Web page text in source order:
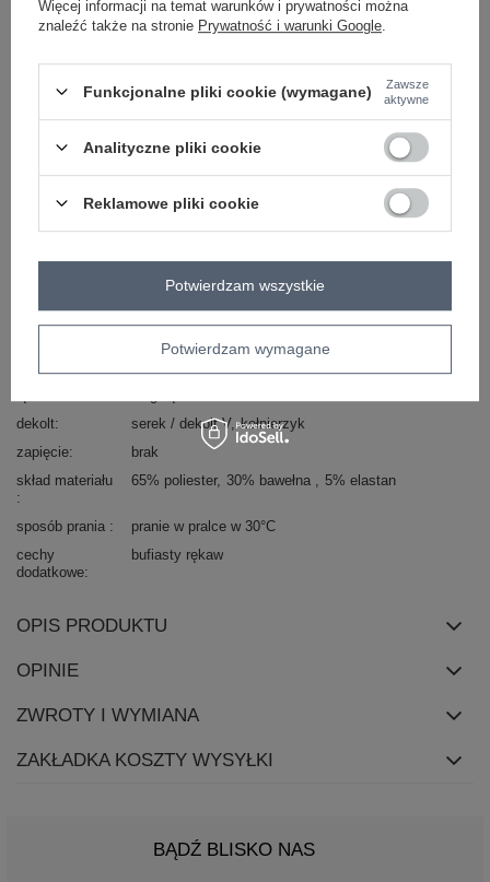
elastan
sposób prania : pranie w pralce w 30°C
LAKERTA
materiał
poliester
dekolt
serek / dekolt V kołnierzyk
zapięcie
brak
skład materiału
65% poliester 30% bawełna 5% elastan
sposób prania
pranie w pralce w 30°C
cechy
dodatkowe
bufiasty rękaw
OPIS PRODUKTU
OPINIE
ZWROTY I WYMIANA
ZAKŁADKA KOSZTY WYSYŁKI
BĄDŹ BLISKO NAS
Więcej informacji na temat warunków i prywatności można
znaleźć także na stronie Prywatność i warunki Google
Funkcjonalne pliki cookie (wymagane)
Zawsze
aktywne
Analityczne pliki cookie
Reklamowe pliki cookie
Potwierdzam wymagane
Potwierdzam wszystkie